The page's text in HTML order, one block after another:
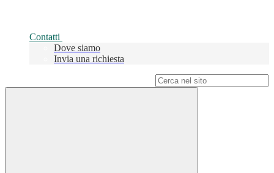
Contatti
Dove siamo
Invia una richiesta